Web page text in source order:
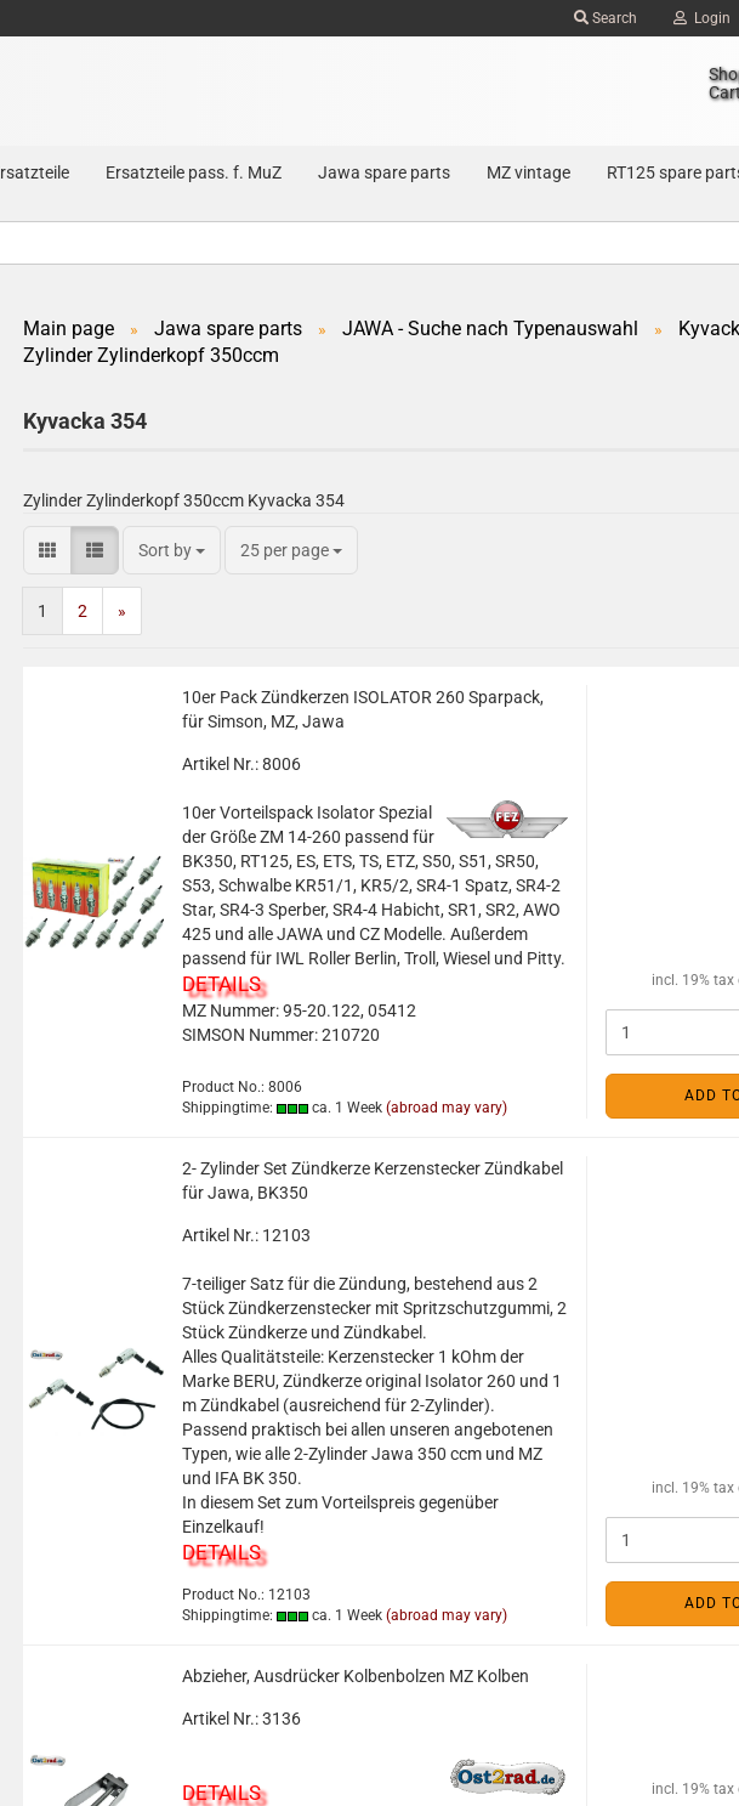
Search Login
Ersatzteile pass. f. MuZ Jawa spare parts MZ vintage RT125 spare
Main page » Jawa spare parts » JAWA - Suche nach Typenauswahl »
Zylinder Zylinderkopf 350ccm
Kyvacka 354
Zylinder Zylinderkopf 350ccm Kyvacka 354
Sort by 25 per page
1 2 »
10er Pack Zündkerzen ISOLATOR 260 Sparpack,
für Simson, MZ, Jawa
Artikel Nr.: 8006
10er Vorteilspack Isolator Spezial
der Größe ZM 14-260 passend für
BK350, RT125, ES, ETS, TS, ETZ, S50, S51, SR50,
S53, Schwalbe KR51/1, KR5/2, SR4-1 Spatz, SR4-2
Star, SR4-3 Sperber, SR4-4 Habicht, SR1, SR2, AWO
425 und alle JAWA und CZ Modelle. Außerdem
passend für IWL Roller Berlin, Troll, Wiesel und Pitty.
DETAILS
MZ Nummer: 95-20.122, 05412
SIMSON Nummer: 210720
Product No.: 8006
Shippingtime:
ca. 1 Week (abroad may vary)
incl. 19% tax
ADD
2- Zylinder Set Zündkerze Kerzenstecker Zündkabel
für Jawa, BK350
Artikel Nr.: 12103
7-teiliger Satz für die Zündung, bestehend aus 2
Stück Zündkerzenstecker mit Spritzschutzgummi, 2
Stück Zündkerze und Zündkabel.
Alles Qualitätsteile: Kerzenstecker 1 kOhm der
Marke BERU, Zündkerze original Isolator 260 und 1
m Zündkabel (ausreichend für 2-Zylinder).
Passend praktisch bei allen unseren angebotenen
Typen, wie alle 2-Zylinder Jawa 350 ccm und MZ
und IFA BK 350.
In diesem Set zum Vorteilspreis gegenüber
Einzelkauf!
DETAILS
Product No.: 12103
Shippingtime:
ca. 1 Week (abroad may vary)
incl. 19% tax
ADD
Abzieher, Ausdrücker Kolbenbolzen MZ Kolben
Artikel Nr.: 3136
DETAILS incl. 19% tax